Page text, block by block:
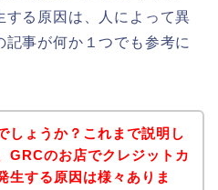
する原因は、人によって異
事が何か１つでも参考に
しょうか？これまで説明し
GRCのお店でクレジットカ
生する原因は様々ありま